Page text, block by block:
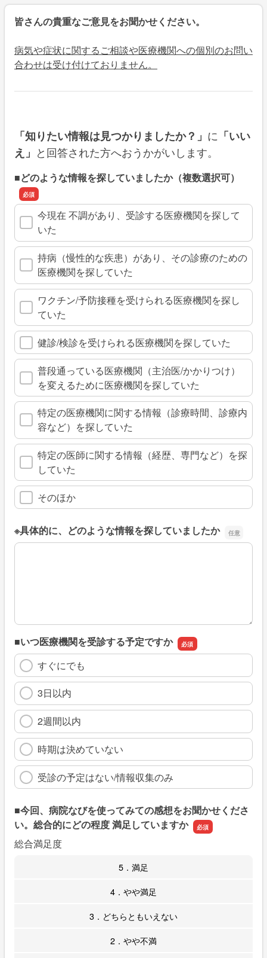
皆さんの貴重なご意見をお聞かせください。
病気や症状に関するご相談や医療機関への個別のお問い
合わせは受け付けておりません。
「知りたい情報は見つかりましたか？」 に 「いい
え」 と回答された方へおうかがいします。
■どのような情報を探していましたか（複数選択可）
今現在 不調があり、受診する医療機関を探して
いた
持病（慢性的な疾患）があり、その診療のための
医療機関を探していた
ワクチン/予防接種を受けられる医療機関を探し
ていた
健診/検診を受けられる医療機関を探していた
普段通っている医療機関（主治医/かかりつけ）
を変えるために医療機関を探していた
特定の医療機関に関する情報（診療時間、診療内
容など）を探していた
特定の医師に関する情報（経歴、専門など）を探
していた
そのほか
※具体的に、どのような情報を探していましたか
※具体的に、どのような情報を探していましたか
■いつ医療機関を受診する予定ですか
すぐにでも
3日以内
2週間以内
時期は決めていない
受診の予定はない/情報収集のみ
■今回、病院なびを使ってみての感想をお聞かせくださ
い。総合的にどの程度 満足していますか
総合満足度
5．満足
4．やや満足
3．どちらともいえない
2．やや不満